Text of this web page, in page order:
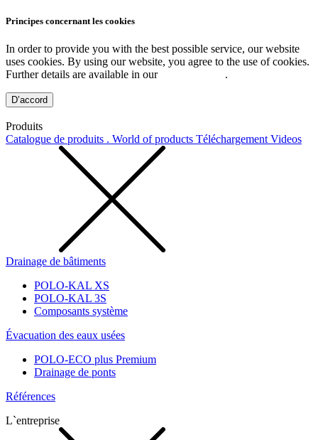
Principes concernant les cookies
In order to provide you with the best possible service, our website
uses cookies. By using our website, you agree to the use of cookies.
Further details are available in our
.
D’accord
Produits
Catalogue de produits . World of products Téléchargement Videos
Drainage de bâtiments
POLO-KAL XS
POLO-KAL 3S
Composants système
Évacuation des eaux usées
POLO-ECO plus Premium
Drainage de ponts
Références
L`entreprise